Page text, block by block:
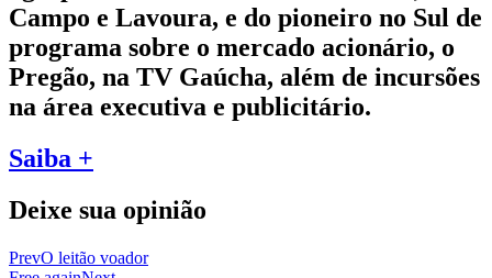
Campo e Lavoura, e do pioneiro no Sul de
programa sobre o mercado acionário, o
Pregão, na TV Gaúcha, além de incursões
na área executiva e publicitário.
Saiba +
Deixe sua opinião
PrevO leitão voador